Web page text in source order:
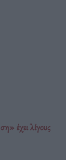
έχει λίγους